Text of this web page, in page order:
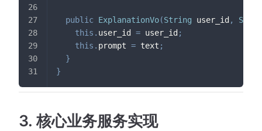
public ExplanationVo(String user_id ,
this . user_id = user_id ;
this . prompt = text ;
}
}
3. 核心业务服务实现